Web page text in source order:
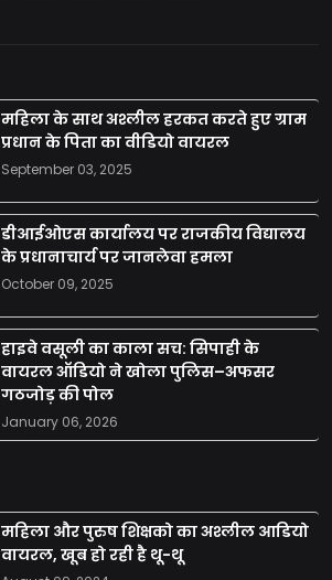
महिला के साथ अश्लील हरकत करते हुए ग्राम
प्रधान के पिता का वीडियो वायरल
September 03, 2025
डीआईओएस कार्यालय पर राजकीय विद्यालय
के प्रधानाचार्य पर जानलेवा हमला
October 09, 2025
हाइवे वसूली का काला सच: सिपाही के
वायरल ऑडियो ने खोला पुलिस–अफसर
गठजोड़ की पोल
January 06, 2026
महिला और पुरुष शिक्षको का अश्लील आडियो
वायरल, खूब हो रही है थू-थू